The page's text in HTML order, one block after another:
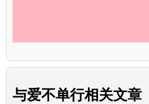
与爱不单行相关文章